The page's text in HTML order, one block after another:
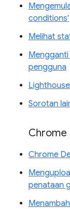
conditions'
Melihat
pengguna
Sorotan
Chrome
Chrome
penataan